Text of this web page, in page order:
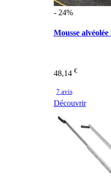
- 24%
Mousse
48,14 €
7 avis
Découvrir